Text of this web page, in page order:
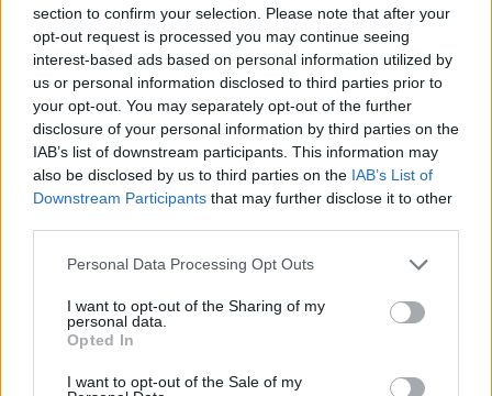
section to confirm your selection. Please note that after your
opt-out request is processed you may continue seeing
interest-based ads based on personal information utilized by
us or personal information disclosed to third parties prior to
your opt-out. You may separately opt-out of the further
disclosure of your personal information by third parties on the
IAB’s list of downstream participants. This information may
also be disclosed by us to third parties on the IAB’s List of
Downstream Participants that may further disclose it to other
Please note that this website/app uses one or more Google
not limited to your visit or usage behaviour. You may click to
grant or deny consent to Google and its third-party tags to
use your data for below specified purposes in below Google
consent section.
Personal Data Processing Opt Outs
I want to opt-out of the Sharing of my
personal data.
Opted In
I want to opt-out of the Sale of my
Mi épül?